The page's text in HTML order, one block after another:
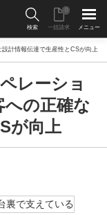
検索 一括請求
0
メニュー
計情報伝達で生産性とCSが向上
レーショ
への正確な
が向上